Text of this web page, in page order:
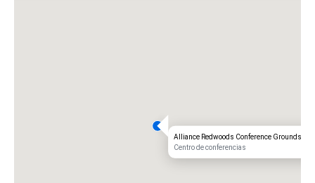
Alliance Redwoods Conference Grounds
Centro de conferencias